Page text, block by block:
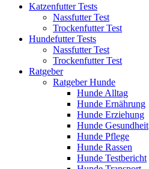
Katzenfutter Tests
Nassfutter Test
Trockenfutter Test
Hundefutter Tests
Nassfutter Test
Trockenfutter Test
Ratgeber
Ratgeber Hunde
Hunde Alltag
Hunde Ernährung
Hunde Erziehung
Hunde Gesundheit
Hunde Pflege
Hunde Rassen
Hunde Testbericht